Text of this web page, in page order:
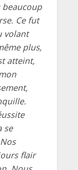
beaucoup
Ce fut
volant
plus,
atteint,
se
flair